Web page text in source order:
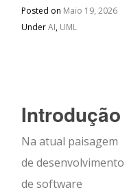
Posted on Maio 19, 2026
UnderAI, UML
Introdução
Na atual paisagem
de desenvolvimento
de software